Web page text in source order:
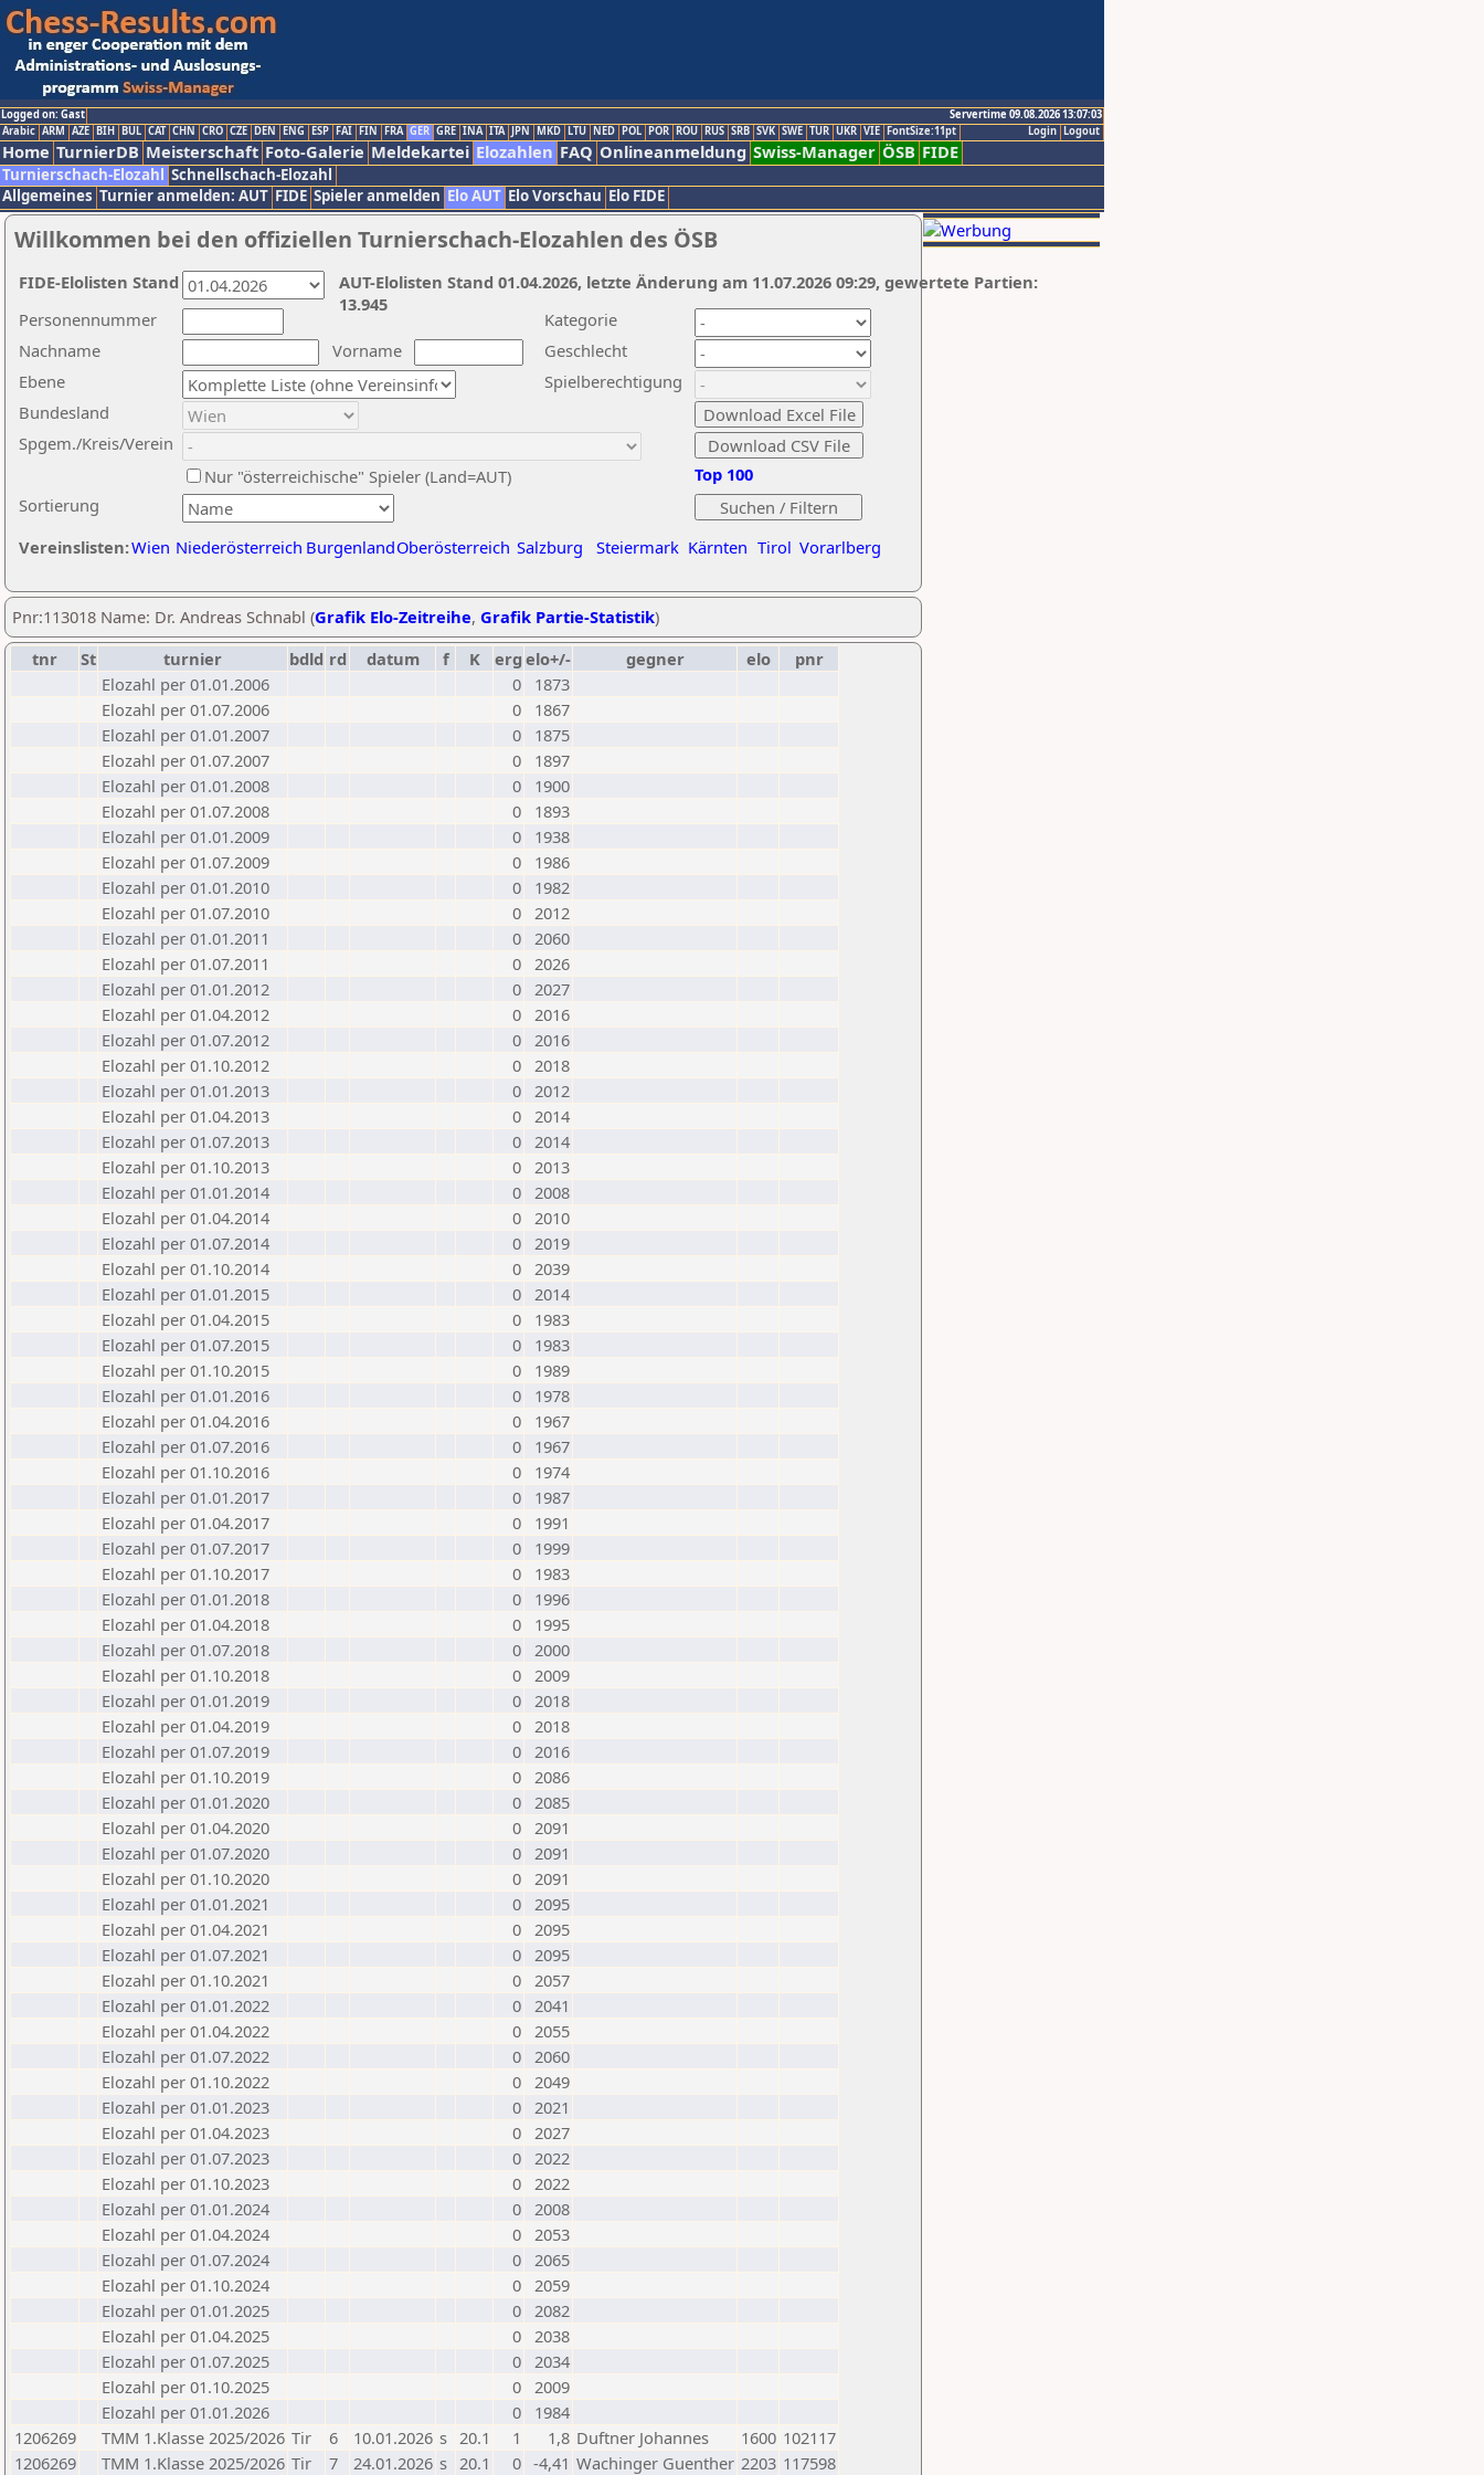
Logged on: Gast
Servertime 09.08.2026 13:07:03
Logout
Login
Arabic ARM AZE BIH BUL CAT CHN CRO CZE DEN ENG ESP FAI FIN FRA GER GRE INA ITA JPN MKD LTU NED POL POR ROU RUS SRB SVK SWE TUR UKR VIE FontSize:11pt
Home TurnierDB Meisterschaft Foto-Galerie Meldekartei Elozahlen FAQ Onlineanmeldung Swiss-Manager ÖSB FIDE
Turnierschach-Elozahl Schnellschach-Elozahl
Allgemeines Turnier anmelden: AUT FIDE Spieler anmelden Elo AUT Elo Vorschau Elo FIDE
Willkommen bei den offiziellen Turnierschach-Elozahlen des ÖSB
Nachname
Vorname
Ebene
Kategorie
Sortierung
Personennummer
Bundesland
Spgem./Kreis/Verein
Geschlecht
Nur "österreichische" Spieler (Land=AUT)
Spielberechtigung
Vereinslisten:Wien Niederösterreich BurgenlandOberösterreich Salzburg Steiermark Kärnten Tirol Vorarlberg
Top 100
AUT-Elolisten Stand 01.04.2026, letzte Änderung am 11.07.2026 09:29, gewertete Partien:
13.945
FIDE-Elolisten Stand
Pnr:113018 Name: Dr. Andreas Schnabl (Grafik Elo-Zeitreihe, Grafik Partie-Statistik)
tnr
St turnier bdld rd datum f K erg elo+/- gegner elo
pnr
Elozahl per 01.01.2006
0
1873
Elozahl per 01.07.2006
0
1867
Elozahl per 01.01.2007
0
1875
Elozahl per 01.07.2007
0
1897
Elozahl per 01.01.2008
0
1900
Elozahl per 01.07.2008
0
1893
Elozahl per 01.01.2009
0
1938
Elozahl per 01.07.2009
0
1986
Elozahl per 01.01.2010
0
1982
Elozahl per 01.07.2010
0 2012
Elozahl per 01.01.2011
0 2060
Elozahl per 01.07.2011
0 2026
Elozahl per 01.01.2012
0 2027
Elozahl per 01.04.2012
0 2016
Elozahl per 01.07.2012
0 2016
Elozahl per 01.10.2012
0 2018
Elozahl per 01.01.2013
0 2012
Elozahl per 01.04.2013
0 2014
Elozahl per 01.07.2013
0 2014
Elozahl per 01.10.2013
0 2013
Elozahl per 01.01.2014
0 2008
Elozahl per 01.04.2014
0 2010
Elozahl per 01.07.2014
0 2019
Elozahl per 01.10.2014
0 2039
Elozahl per 01.01.2015
0 2014
Elozahl per 01.04.2015
0
1983
Elozahl per 01.07.2015
0
1983
Elozahl per 01.10.2015
0
1989
Elozahl per 01.01.2016
0
1978
Elozahl per 01.04.2016
0
1967
Elozahl per 01.07.2016
0
1967
Elozahl per 01.10.2016
0
1974
Elozahl per 01.01.2017
0
1987
Elozahl per 01.04.2017
0
1991
Elozahl per 01.07.2017
0
1999
Elozahl per 01.10.2017
0
1983
Elozahl per 01.01.2018
0
1996
Elozahl per 01.04.2018
0
1995
Elozahl per 01.07.2018
0 2000
Elozahl per 01.10.2018
0 2009
Elozahl per 01.01.2019
0 2018
Elozahl per 01.04.2019
0 2018
Elozahl per 01.07.2019
0 2016
Elozahl per 01.10.2019
0 2086
Elozahl per 01.01.2020
0 2085
Elozahl per 01.04.2020
0 2091
Elozahl per 01.07.2020
0 2091
Elozahl per 01.10.2020
0 2091
Elozahl per 01.01.2021
0 2095
Elozahl per 01.04.2021
0 2095
Elozahl per 01.07.2021
0 2095
Elozahl per 01.10.2021
0 2057
Elozahl per 01.01.2022
0 2041
Elozahl per 01.04.2022
0 2055
Elozahl per 01.07.2022
0 2060
Elozahl per 01.10.2022
0 2049
Elozahl per 01.01.2023
0 2021
Elozahl per 01.04.2023
0 2027
Elozahl per 01.07.2023
0 2022
Elozahl per 01.10.2023
0 2022
Elozahl per 01.01.2024
0 2008
Elozahl per 01.04.2024
0 2053
Elozahl per 01.07.2024
0 2065
Elozahl per 01.10.2024
0 2059
Elozahl per 01.01.2025
0 2082
Elozahl per 01.04.2025
0 2038
Elozahl per 01.07.2025
0 2034
Elozahl per 01.10.2025
0 2009
Elozahl per 01.01.2026
0
1984
1206269
TMM 1.Klasse 2025/2026 Tir 6 10.01.2026 s 20.1 1 1,8 Duftner Johannes 1600 102117
1206269
TMM 1.Klasse 2025/2026 Tir 7 24.01.2026 s 20.1 0 -4,41 Wachinger Guenther 2203 117598